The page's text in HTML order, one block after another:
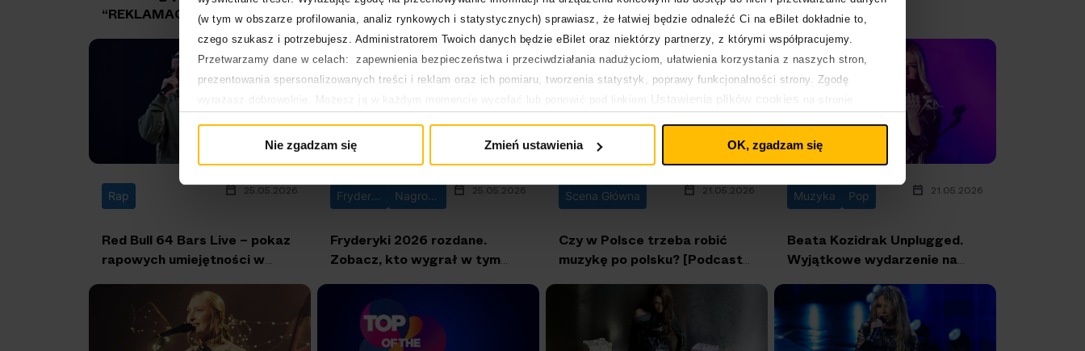
(w tym w obszarze profilowania, analiz rynkowych i statystycznych) sprawiasz, że łatwiej będzie odnaleźć Ci na eBilet dokładnie to,
czego szukasz i potrzebujesz. Administratorem Twoich danych będzie eBilet oraz niektórzy partnerzy, z którymi współpracujemy.
Przetwarzamy dane w celach: zapewnienia bezpieczeństwa i przeciwdziałania nadużyciom, ułatwienia korzystania z naszych stron,
prezentowania spersonalizowanych treści i reklam oraz ich pomiaru, tworzenia statystyk, poprawy funkcjonalności strony. Zgodę
Ustawienia plików cookies
Polityka prywatności
Nie zgadzam się Zmień ustawienia OK, zgadzam się
“REKLAMACJI’47”!
praz pierwszy w historii z
drugim singlem!
do Polski!
zagrają w Polsce!
Rap 25.05.2026
Red Bull 64 Bars Live – pokaz
rapowych umiejętności w
Fryderyki Nagrody 25.05.2026
Fryderyki 2026 rozdane.
Zobacz, kto wygrał w tym
Scena Główna 21.05.2026
Czy w Polsce trzeba robić
muzykę po polsku? [Podcast
Muzyka Pop 21.05.2026
Beata Kozidrak Unplugged.
Wyjątkowe wydarzenie na